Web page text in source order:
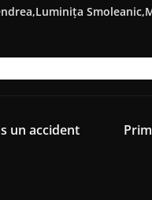
un accident